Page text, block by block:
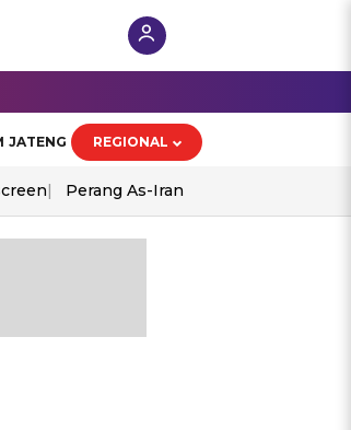
JATENG REGIONAL
Perang As-Iran